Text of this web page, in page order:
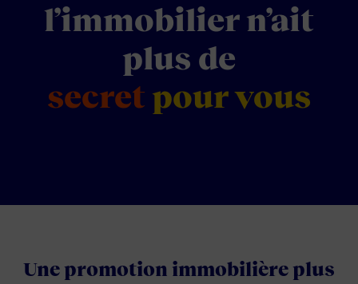
l’immobilier n’ait
plus de
secret pour vous
Une promotion immobilière plus